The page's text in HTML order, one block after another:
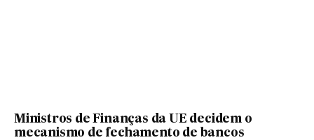
Ministros de Finanças da UE decidem o
mecanismo de fechamento de bancos